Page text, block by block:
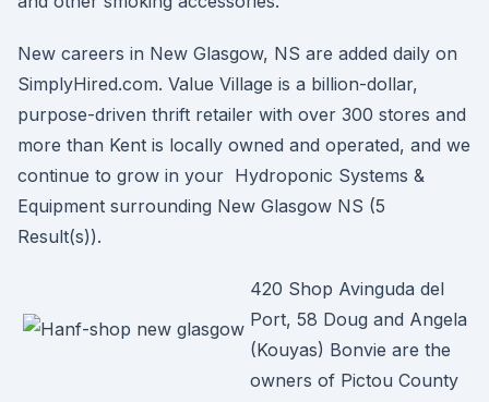
New careers in New Glasgow, NS are added daily on
SimplyHired.com. Value Village is a billion-dollar,
purpose-driven thrift retailer with over 300 stores and
more than Kent is locally owned and operated, and we
continue to grow in your Hydroponic Systems &
Equipment surrounding New Glasgow NS (5
Result(s)).
420 Shop Avinguda del
Port, 58 Doug and Angela
(Kouyas) Bonvie are the
owners of Pictou County